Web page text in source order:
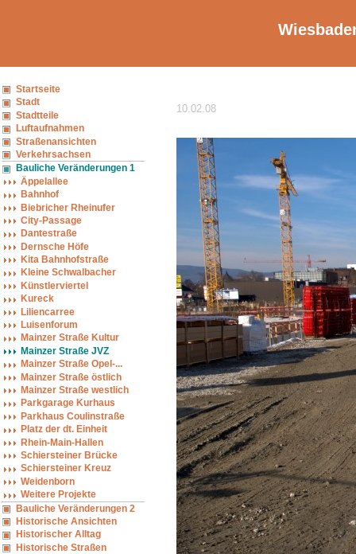
Startseite
Stadt
Stadtteile
Luftaufnahmen
Straßenansichten
Verkehrsachsen
Bauliche Veränderungen 1
Äppelallee
Bahnhof
Biebricher Rheinufer
City-Passage
Dantestraße
Dernsche Höfe
Kita Bahnhofstraße
Kleine Schwalbacher
Künstlerviertel
Kureck
Liliencarree
Luisenforum
Mainzer Straße Kultur
Mainzer Straße JVZ
Mainzer Straße Opel-...
Mainzer Straße östlich
Mainzer Straße westlich
Parkgarage Kurhaus
Parkhaus Coulinstraße
Platz der dt. Einheit
Rhein-Main-Hallen
Schiersteiner Brücke
Schiersteiner Kreuz
Weidenborn
Weitere Projekte
Bauliche Veränderungen 2
Historische Ansichten
Historischer Alltag
Historische Straßen
10.02.08